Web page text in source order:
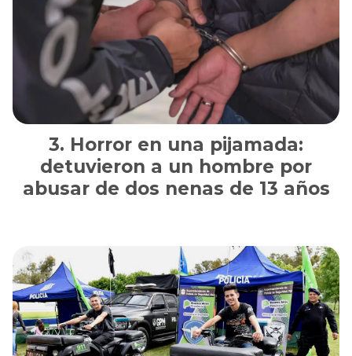
Horror en una pijamada:
detuvieron a un hombre por
abusar de dos nenas de 13 años